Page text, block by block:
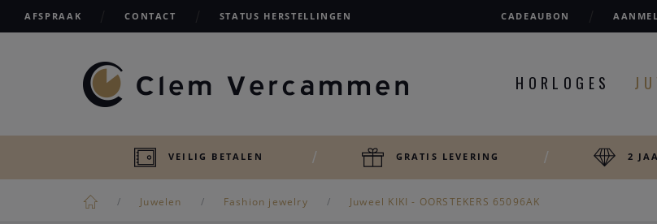
AFSPRAAK CONTACT STATUS HERSTELLINGEN CADEAUBON
HORLOGES
VEILIG BETALEN GRATIS LEVERING 2
Juwelen Fashion jewelry Juweel KIKI - OORSTEKERS 65096AK